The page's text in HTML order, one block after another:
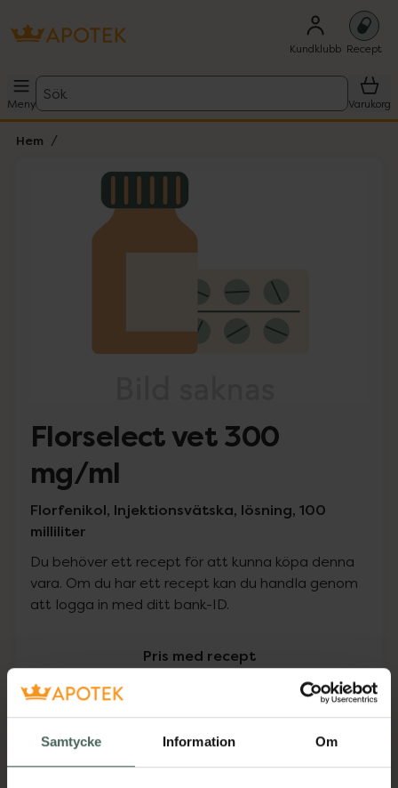
Samtycke Information Om
Kundklubb Recept
Meny
Sök
Varukorg
Hem
Lista: . Innehåller 1 objekt.
Florselect vet 300
mg/ml
Florfenikol, Injektionsvätska, lösning, 100
milliliter
Du behöver ett recept för att kunna köpa denna
vara. Om du har ett recept kan du handla genom
att logga in med ditt bank-ID.
Pris med recept
Högkostnadsskyddet gäller inte
464,32 kr
I apotek:464,32 kr